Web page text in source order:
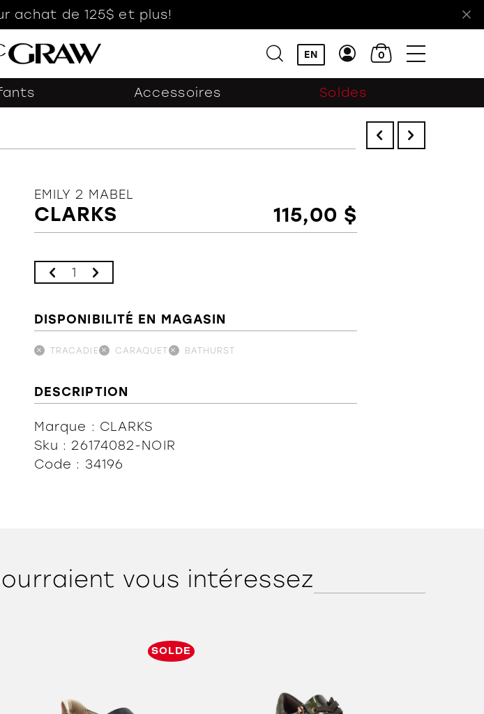
achat de 125$ et plus!
EN 0
Accessoires Soldes
EMILY 2 MABEL
CLARKS 115,00 $
DISPONIBILITÉ EN MAGASIN
TRACADIE CARAQUET BATHURST
DESCRIPTION
Marque : CLARKS
Sku : 26174082-NOIR
Code : 34196
vous intéressez
SOLDE